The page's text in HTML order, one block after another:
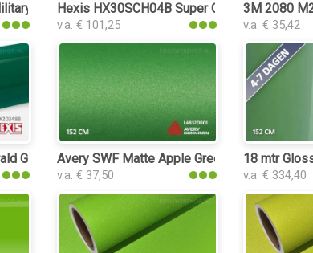
Green folie
Hexis HX30SCH04B Super Chrome Green
v.a. € 101,25
3M 2080
v.a. € 35,42
Green Gloss folie
Avery SWF Matte Apple Green Metallic folie
v.a. € 37,50
18 mtr
v.a. € 334,40